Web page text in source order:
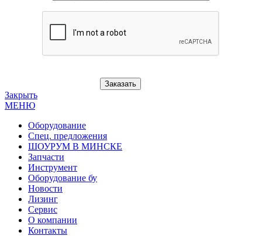
Заказать
Закрыть
МЕНЮ
Оборудование
Спец. предложения
ШОУРУМ В МИНСКЕ
Запчасти
Инструмент
Оборудование бу
Новости
Лизинг
Сервис
О компании
Контакты